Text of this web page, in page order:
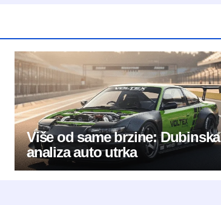
Više od same brzine: Dubinska
analiza auto utrka